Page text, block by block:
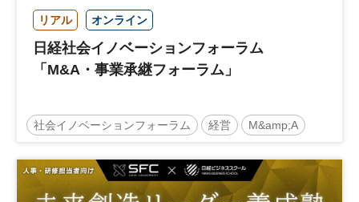
リアル オンライン
日経社会イノベーションフォーラム
「M&A・事業承継フォーラム」
社会イノベーションフォーラム 経営 M&amp;A
事業承継 中堅中小企業
日経社会イノベーションフォーラム 参加無料